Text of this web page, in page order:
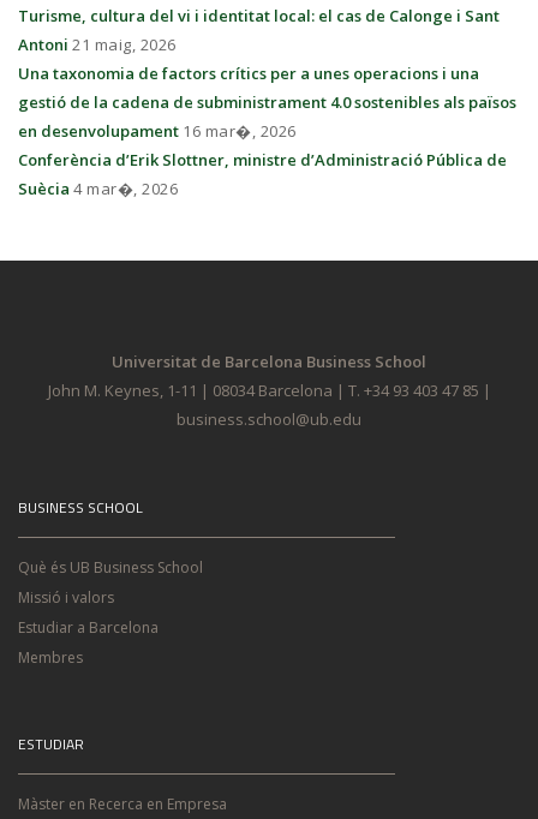
Turisme, cultura del vi i identitat local: el cas de Calonge i Sant
Antoni 21 maig, 2026
Una taxonomia de factors crítics per a unes operacions i una
gestió de la cadena de subministrament 4.0 sostenibles als països
en desenvolupament 16 mar�, 2026
Conferència d’Erik Slottner, ministre d’Administració Pública de
Suècia 4 mar�, 2026
Universitat de Barcelona Business School
John M. Keynes, 1-11 | 08034 Barcelona | T. +34 93 403 47 85 |
business.school@ub.edu
BUSINESS SCHOOL
Què és UB Business School
Missió i valors
Estudiar a Barcelona
Membres
ESTUDIAR
Màster en Recerca en Empresa